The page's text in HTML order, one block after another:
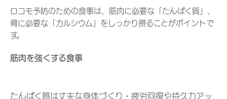
ロコモ予防のための食事は、筋肉に必要な「たんぱく質」、
骨に必要な「カルシウム」をしっかり摂ることがポイントで
す。
筋肉を強くする食事
たんぱく質は丈夫な身体づくり・疲労回復や持久力アッ